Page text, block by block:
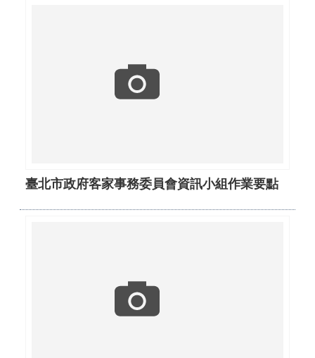
臺北市政府客家事務委員會資訊小組作業要點